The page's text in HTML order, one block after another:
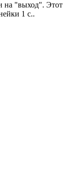
на "выход". Этот
1 с..